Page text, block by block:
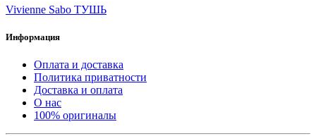
Vivienne Sabo ТУШЬ
Информация
Оплата и доставка
Политика приватности
Доставка и оплата
О нас
100% оригиналы